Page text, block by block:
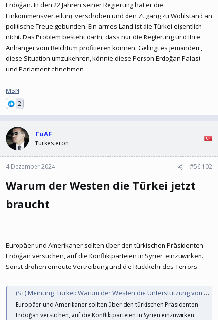
Erdoğan. In den 22 Jahren seiner Regierung hat er die
Einkommensverteilung verschoben und den Zugang zu Wohlstand an
politische Treue gebunden. Ein armes Land ist die Türkei eigentlich
nicht. Das Problem besteht darin, dass nur die Regierung und ihre
Anhänger vom Reichtum profitieren können. Gelingt es jemandem,
diese Situation umzukehren, könnte diese Person Erdoğan Palast
und Parlament abnehmen.
MSN
2
TuAF
Turkesteron
4 Dezember 2024 #56.102
Warum der Westen die Türkei jetzt
braucht​
Europäer und Amerikaner sollten über den türkischen Präsidenten
Erdoğan versuchen, auf die Konfliktparteien in Syrien einzuwirken.
Sonst drohen erneute Vertreibung und die Rückkehr des Terrors.
(S+) Meinung: Türkei: Warum der Westen die Unterstützung von Präsident Erdoğan in Syrien braucht
Europäer und Amerikaner sollten über den türkischen Präsidenten
Erdoğan versuchen, auf die Konfliktparteien in Syrien einzuwirken.